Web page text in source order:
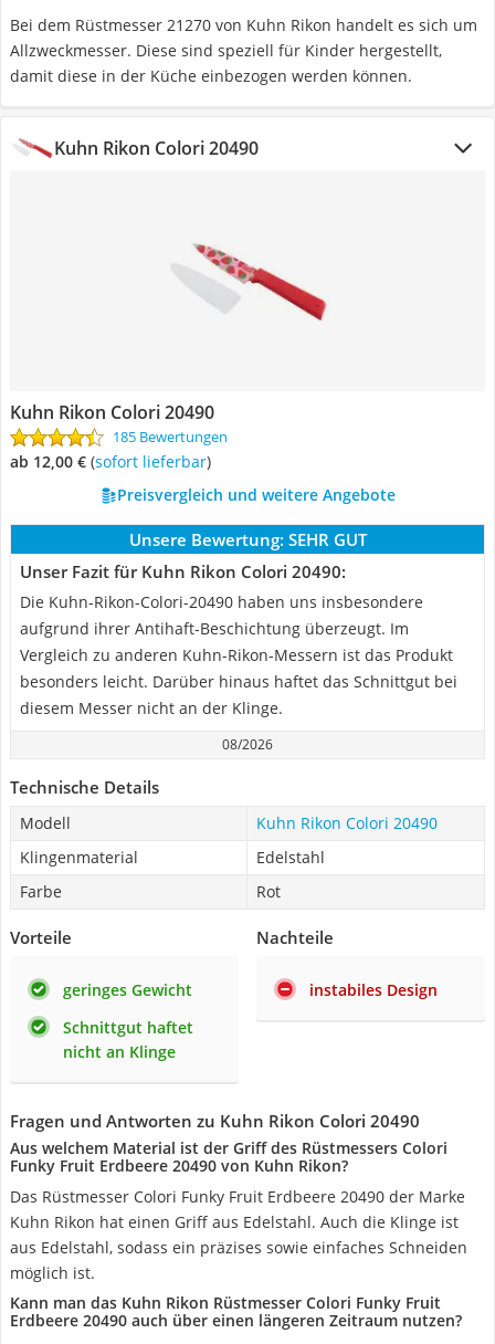
Bei dem Rüstmesser 21270 von Kuhn Rikon handelt es sich um
Allzweckmesser. Diese sind speziell für Kinder hergestellt,
damit diese in der Küche einbezogen werden können.
Kuhn Rikon Colori 20490
Kuhn Rikon Colori 20490
185 Bewertungen
ab 12,00 € ( Sofort lieferbar)
Preisvergleich und weitere Angebote
Unsere Bewertung: SEHR GUT
Unser Fazit für Kuhn Rikon Colori 20490:
Die Kuhn-Rikon-Colori-20490 haben uns insbesondere
aufgrund ihrer Antihaft-Beschichtung überzeugt. Im
Vergleich zu anderen Kuhn-Rikon-Messern ist das Produkt
besonders leicht. Darüber hinaus haftet das Schnittgut bei
diesem Messer nicht an der Klinge.
08/2026
Technische Details
Modell
Kuhn Rikon Colori 20490
Klingenmaterial
Edelstahl
Farbe
Rot
Vorteile
geringes Gewicht
Schnittgut haftet
nicht an Klinge
Nachteile
instabiles Design
Fragen und Antworten zu Kuhn Rikon Colori 20490
Aus welchem Material ist der Griff des Rüstmessers Colori
Funky Fruit Erdbeere 20490 von Kuhn Rikon?
Das Rüstmesser Colori Funky Fruit Erdbeere 20490 der Marke
Kuhn Rikon hat einen Griff aus Edelstahl. Auch die Klinge ist
aus Edelstahl, sodass ein präzises sowie einfaches Schneiden
möglich ist.
Kann man das Kuhn Rikon Rüstmesser Colori Funky Fruit
Erdbeere 20490 auch über einen längeren Zeitraum nutzen?